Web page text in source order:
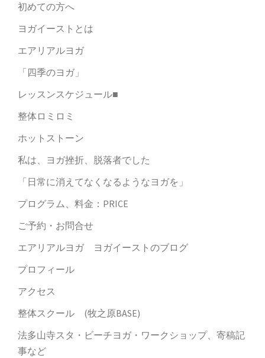
初めての方へ
ヨガイーストとは
エアリアルヨガ
「四季のヨガ」
レッスンスケジュール■
整体ロミロミ
ホットストーン
私は、ヨガ挫折、脱落者でした
「日常に消えてなくなるようなヨガを」
プログラム、料金：PRICE
ご予約・お問合せ
エアリアルヨガ ヨガイーストのブログ
プロフィール
アクセス
整体スクール (牧之原BASE)
法多山寺スタ・ビーチヨガ・ワークショップ、寄稿記
事など